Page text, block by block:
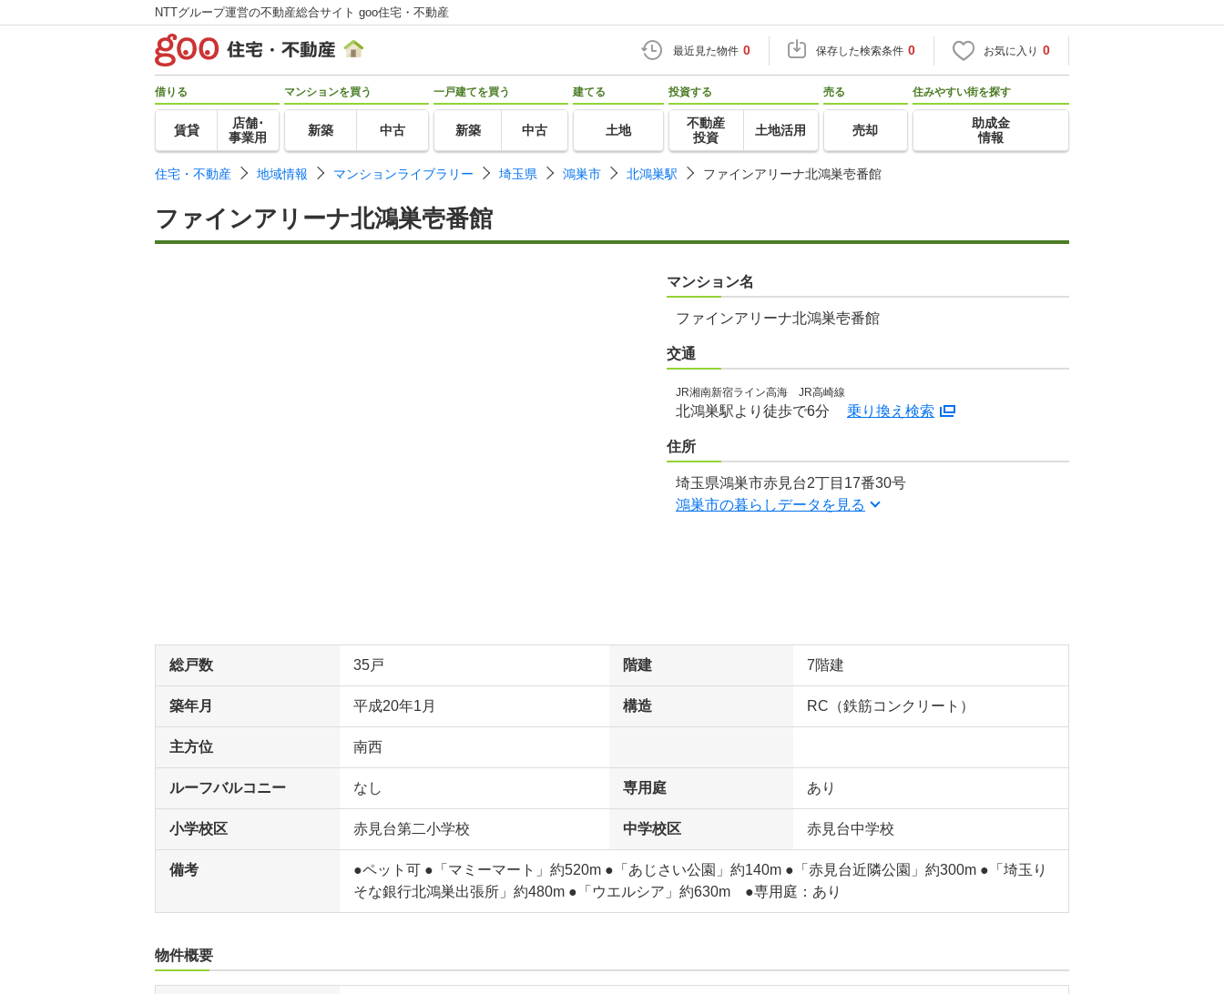
NTTグループ運営の不動産総合サイト goo住宅・不動産
最近見た物件 0 保存した検索条件 0 お気に入り 0
借りる
賃貸
店舗･
事業用
マンションを買う
新築 中古
一戸建てを買う
新築 中古
建てる
土地
投資する
不動産
投資
土地活用
売る
売却
住みやすい街を探す
助成金
情報
住宅・不動産 地域情報 マンションライブラリー 埼玉県 鴻巣市 北鴻巣駅 ファインアリーナ北鴻巣壱番館
ファインアリーナ北鴻巣壱番館
マンション名
ファインアリーナ北鴻巣壱番館
交通
JR湘南新宿ライン高海 JR高崎線
北鴻巣駅より徒歩で6分 乗り換え検索
住所
埼玉県鴻巣市赤見台2丁目17番30号
鴻巣市の暮らしデータを見る
総戸数 35戸 階建 7階建
築年月 平成20年1月 構造 RC（鉄筋コンクリート）
主方位 南西
ルーフバルコニー なし 専用庭 あり
小学校区 赤見台第二小学校 中学校区 赤見台中学校
備考
●ペット可 ●「マミーマート」約520m ●「あじさい公園」約140m ●「赤見台近隣公園」約300m ●「埼玉り
そな銀行北鴻巣出張所」約480m ●「ウエルシア」約630m ●専用庭：あり
物件概要